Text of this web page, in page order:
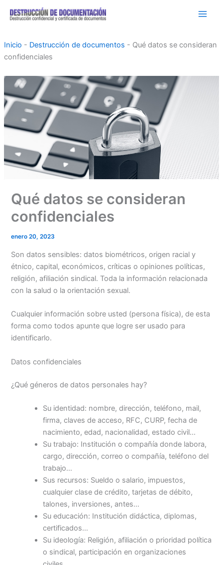
Inicio - Destrucción de documentos - Qué datos se consideran
confidenciales
Qué datos se consideran
confidenciales
enero 20, 2023
Son datos sensibles: datos biométricos, origen racial y
étnico, capital, económicos, críticas o opiniones políticas,
religión, afiliación sindical. Toda la información relacionada
con la salud o la orientación sexual.
Cualquier información sobre usted (persona física), de esta
forma como todos apunte que logre ser usado para
identificarlo.
Datos confidenciales
¿Qué géneros de datos personales hay?
Su identidad: nombre, dirección, teléfono, mail,
firma, claves de acceso, RFC, CURP, fecha de
nacimiento, edad, nacionalidad, estado civil…
Su trabajo: Institución o compañía donde labora,
cargo, dirección, correo o compañía, teléfono del
trabajo…
Sus recursos: Sueldo o salario, impuestos,
cualquier clase de crédito, tarjetas de débito,
talones, inversiones, antes…
Su educación: Institución didáctica, diplomas,
certificados…
Su ideología: Religión, afiliación o prioridad política
o sindical, participación en organizaciones